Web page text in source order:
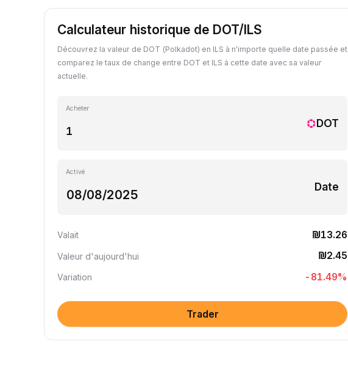
Calculateur historique de DOT/ILS
Découvrez la valeur de DOT (Polkadot) en ILS à n'importe quelle date passée et
comparez le taux de change entre DOT et ILS à cette date avec sa valeur
actuelle.
Acheter
DOT
Activé
Date
Valait ₪13.26
Valeur d'aujourd'hui ₪2.45
Variation -81.49%
Trader